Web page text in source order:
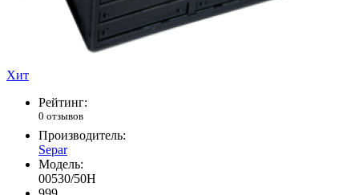
Хит
Рейтинг:
0 отзывов
Производитель:
Separ
Модель:
00530/50H